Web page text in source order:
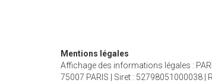
Mentions légales
Affichage des informations légales :
75007 PARIS | Siret : 52798051000038 |